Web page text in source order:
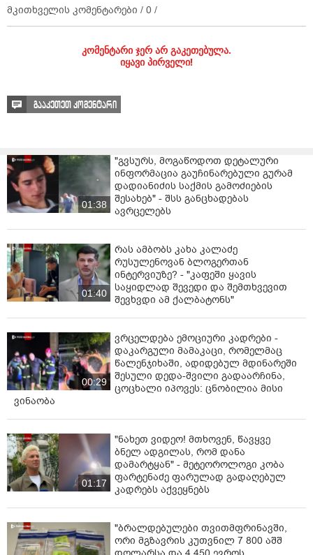
მკითხველის კომენტარები / 0 /
კომენტარი ჯერ არ გაკეთებულა.
იყავი პირველი!
გააკეთეთ კომენტარი
01:38
"გვსურს, მოგაწოდოთ დეტალური
ინფორმაცია გაუჩინარებული გურამ
დადიანიძის საქმის გამოძიების
შესახებ" - შსს განცხადებას
ავრცელებს
01:40
რას ამბობს კახა კალაძე
რუსულენოვან ბლოგერთან
ინტერვიუზე? - "კაფეში ყავის
საყიდლად შევედი და შემთხვევით
შევხვდი ამ ქალბატონს"
00:29
ვრცელდება ემოციური კადრები -
დაკარგული მამაკაცი, რომელმაც
წალენჯიხაში, ადიდებულ მდინარეში
შესული დედა-შვილი გადაარჩინა,
ცოცხალი იპოვეს: ცნობილია მისი
ვინაობა
01:17
"ნახეთ ვიდეო! მთხოვენ, წავყვე
ბნელ ადგილას, რომ დანა
დამარტყან" - მეტეოროლოგი კობა
ფარტენაძე ფარულად გადაღებულ
კადრებს აქვეყნებს
"ბრალდებულები თვითმფრინავში,
ორი მგზავრის კუთვნილ 7 800 აშშ